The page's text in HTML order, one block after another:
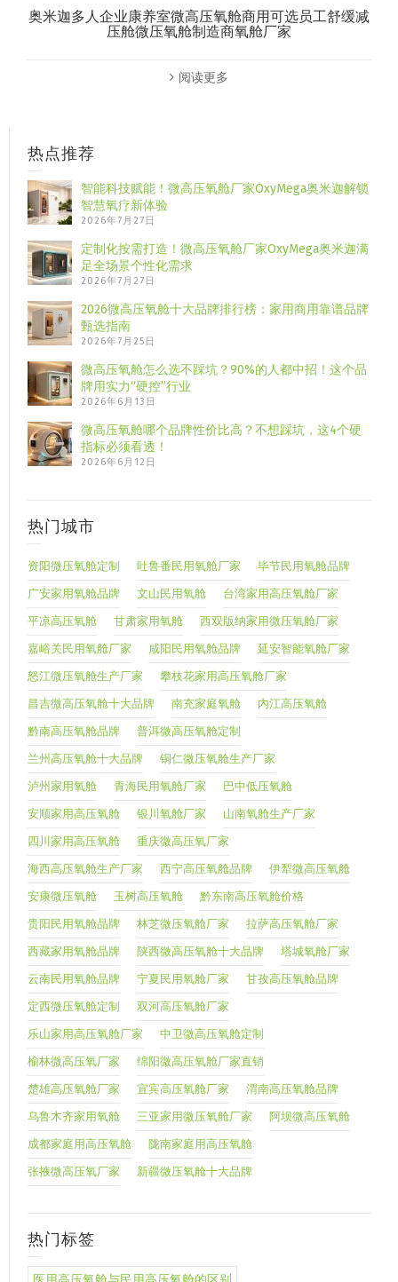
奥米迦多人企业康养室微高压氧舱商用可选员工舒缓减
压舱微压氧舱制造商氧舱厂家
阅读更多
热点推荐
智能科技赋能！微高压氧舱厂家OxyMega奥米迦解锁
智慧氧疗新体验
2026年7月27日
定制化按需打造！微高压氧舱厂家OxyMega奥米迦满
足全场景个性化需求
2026年7月27日
2026微高压氧舱十大品牌排行榜：家用商用靠谱品牌
甄选指南
2026年7月25日
微高压氧舱怎么选不踩坑？90%的人都中招！这个品
牌用实力“硬控”行业
2026年6月13日
微高压氧舱哪个品牌性价比高？不想踩坑，这4个硬
指标必须看透！
2026年6月12日
热门城市
资阳微压氧舱定制 吐鲁番民用氧舱厂家 毕节民用氧舱品牌
广安家用氧舱品牌 文山民用氧舱 台湾家用高压氧舱厂家
平凉高压氧舱 甘肃家用氧舱 西双版纳家用微压氧舱厂家
嘉峪关民用氧舱厂家 咸阳民用氧舱品牌 延安智能氧舱厂家
怒江微压氧舱生产厂家 攀枝花家用高压氧舱厂家
昌吉微高压氧舱十大品牌 南充家庭氧舱 内江高压氧舱
黔南高压氧舱品牌 普洱微高压氧舱定制
兰州高压氧舱十大品牌 铜仁微压氧舱生产厂家
泸州家用氧舱 青海民用氧舱厂家 巴中低压氧舱
安顺家用高压氧舱 银川氧舱厂家 山南氧舱生产厂家
四川家用高压氧舱 重庆微高压氧厂家
海西高压氧舱生产厂家 西宁高压氧舱品牌 伊犁微高压氧舱
安康微压氧舱 玉树高压氧舱 黔东南高压氧舱价格
贵阳民用氧舱品牌 林芝微压氧舱厂家 拉萨高压氧舱厂家
西藏家用氧舱品牌 陕西微高压氧舱十大品牌 塔城氧舱厂家
云南民用氧舱品牌 宁夏民用氧舱厂家 甘孜高压氧舱品牌
定西微压氧舱定制 双河高压氧舱厂家
乐山家用高压氧舱厂家 中卫微高压氧舱定制
榆林微高压氧厂家 绵阳微高压氧舱厂家直销
楚雄高压氧舱厂家 宜宾高压氧舱厂家 渭南高压氧舱品牌
乌鲁木齐家用氧舱 三亚家用微压氧舱厂家 阿坝微高压氧舱
成都家庭用高压氧舱 陇南家庭用高压氧舱
张掖微高压氧厂家 新疆微压氧舱十大品牌
热门标签